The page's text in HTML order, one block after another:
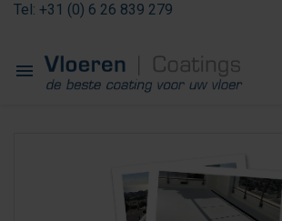
Tel: +31 (0) 6 26 839 279
menu